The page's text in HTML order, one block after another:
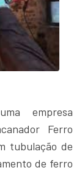
empresa
Ferro
tubulação de
de ferro